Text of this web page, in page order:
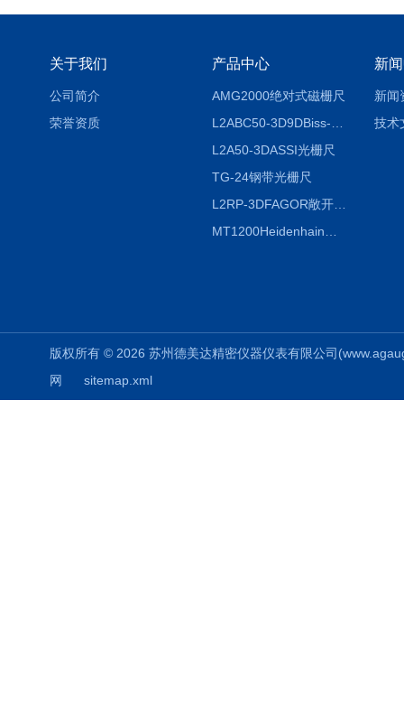
关于我们
公司简介
荣誉资质
产品中心
AMG2000绝对式磁栅尺
L2A50-3DASSI光栅尺
TG-24钢带光栅尺
L2RP-3DFAGOR敞开式光栅尺
新
新闻
技术
版权所有 © 2026 苏州德美达精密仪器仪表有限公司
网
sitemap.xml